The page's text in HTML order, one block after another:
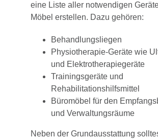
eine Liste aller notwendigen
Möbel erstellen. Dazu gehören:
Behandlungsliegen
Physiotherapie-Geräte wie
und Elektrotherapiegeräte
Trainingsgeräte und
Rehabilitationshilfsmittel
Büromöbel für den
und Verwaltungsräume
Neben der Grundausstattung